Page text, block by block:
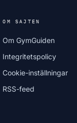
OM SAJTEN
Om GymGuiden
Integritetspolicy
Cookie-inställningar
RSS-feed